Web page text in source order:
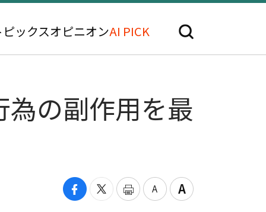
ピックスオピニオンAI PICK
の副作用を最